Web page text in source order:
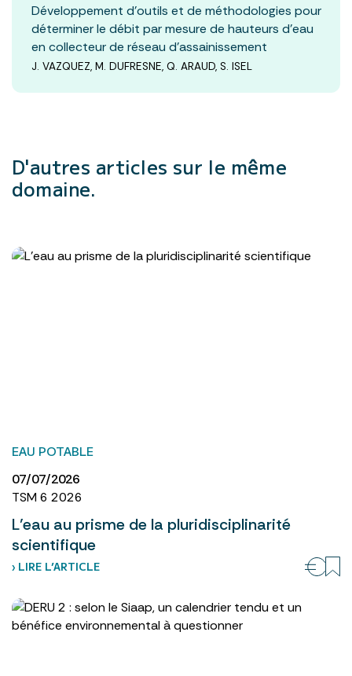
Développement d’outils et de méthodologies pour
déterminer le débit par mesure de hauteurs d’eau
en collecteur de réseau d’assainissement
J. VAZQUEZ, M. DUFRESNE, Q. ARAUD, S. ISEL
D'autres articles sur le même
domaine.
EAU POTABLE
07/07/2026
TSM 6 2026
L’eau au prisme de la pluridisciplinarité
scientifique
› LIRE L’ARTICLE